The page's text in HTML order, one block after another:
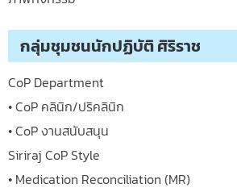
กลุ่มชุมชนนักปฏิบัติ ศิริราช
CoP Department
• CoP คลินิก/ปริคลินิก
• CoP งานสนับสนุน
Siriraj CoP Style
• Medication Reconciliation (MR)